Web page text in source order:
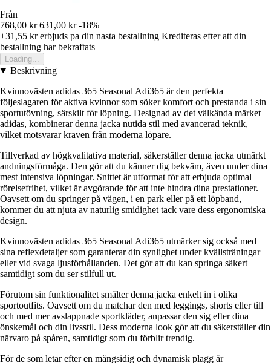
Från
768,00 kr 631,00 kr -18%
+31,55 krerbjuds pa din nasta bestallning Krediteras efter att din
bestallning har bekraftats
Loading...
Beskrivning
Kvinnovästen adidas 365 Seasonal Adi365 är den perfekta
följeslagaren för aktiva kvinnor som söker komfort och prestanda i sin
sportutövning, särskilt för löpning. Designad av det välkända märket
adidas, kombinerar denna jacka nutida stil med avancerad teknik,
vilket motsvarar kraven från moderna löpare.
Tillverkad av högkvalitativa material, säkerställer denna jacka utmärkt
andningsförmåga. Den gör att du känner dig bekväm, även under dina
mest intensiva löpningar. Snittet är utformat för att erbjuda optimal
rörelsefrihet, vilket är avgörande för att inte hindra dina prestationer.
Oavsett om du springer på vägen, i en park eller på ett löpband,
kommer du att njuta av naturlig smidighet tack vare dess ergonomiska
design.
Kvinnovästen adidas 365 Seasonal Adi365 utmärker sig också med
sina reflexdetaljer som garanterar din synlighet under kvällsträningar
eller vid svaga ljusförhållanden. Det gör att du kan springa säkert
samtidigt som du ser stilfull ut.
Förutom sin funktionalitet smälter denna jacka enkelt in i olika
sportoutfits. Oavsett om du matchar den med leggings, shorts eller till
och med mer avslappnade sportkläder, anpassar den sig efter dina
önskemål och din livsstil. Dess moderna look gör att du säkerställer din
närvaro på spåren, samtidigt som du förblir trendig.
För de som letar efter en mångsidig och dynamisk plagg är